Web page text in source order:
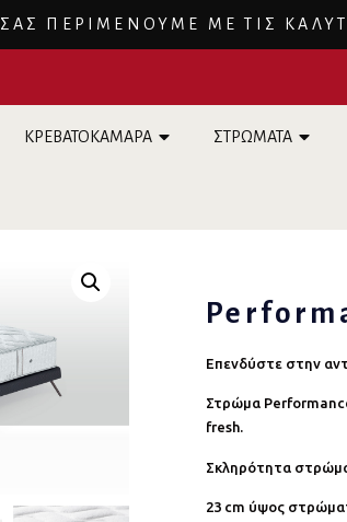
ΣΑΣ ΠΕΡΙΜΕΝΟΥΜΕ ΜΕ ΤΙΣ
ΚΡΕΒΑΤΟΚΑΜΑΡΑ ΣΤΡΩΜΑΤΑ
Επενδύστε στην
Στρώμα
fresh.
Σκληρότητα
23 cm ύψος